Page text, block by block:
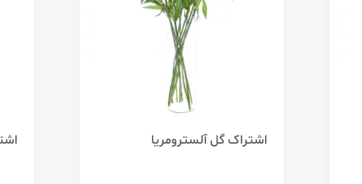
اشتراک گل آلسترومریا